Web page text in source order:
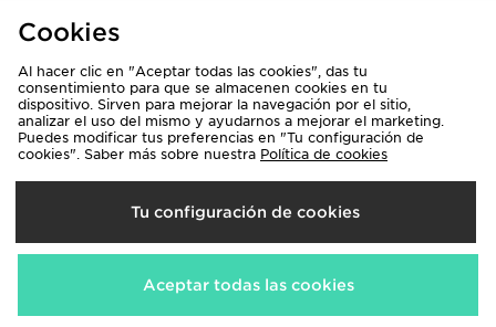
del grupo JD - Whistleblowing
Selecciona País
España
Aceptamos las siguientes formas de pago
Cookies
Al hacer clic en "Aceptar todas las cookies", das tu
consentimiento para que se almacenen cookies en tu
dispositivo. Sirven para mejorar la navegación por el sitio,
analizar el uso del mismo y ayudarnos a mejorar el marketing.
Puedes modificar tus preferencias en "Tu configuración de
cookies". Saber más sobre nuestra Política de cookies
Tu configuración de cookies
Aceptar todas las cookies